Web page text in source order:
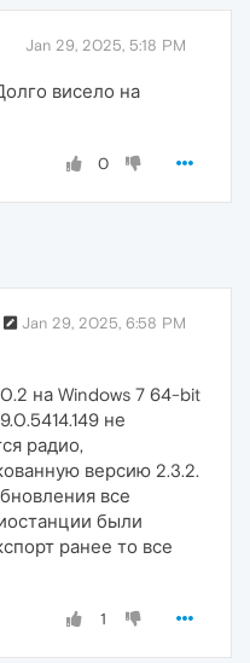
Jan 29, 2025, 5:18 PM
висело на
0
Jan 29, 2025, 6:58 PM
на Windows 7 64-bit
не
радио,
версию 2.3.2.
все
были
ранее то все
1